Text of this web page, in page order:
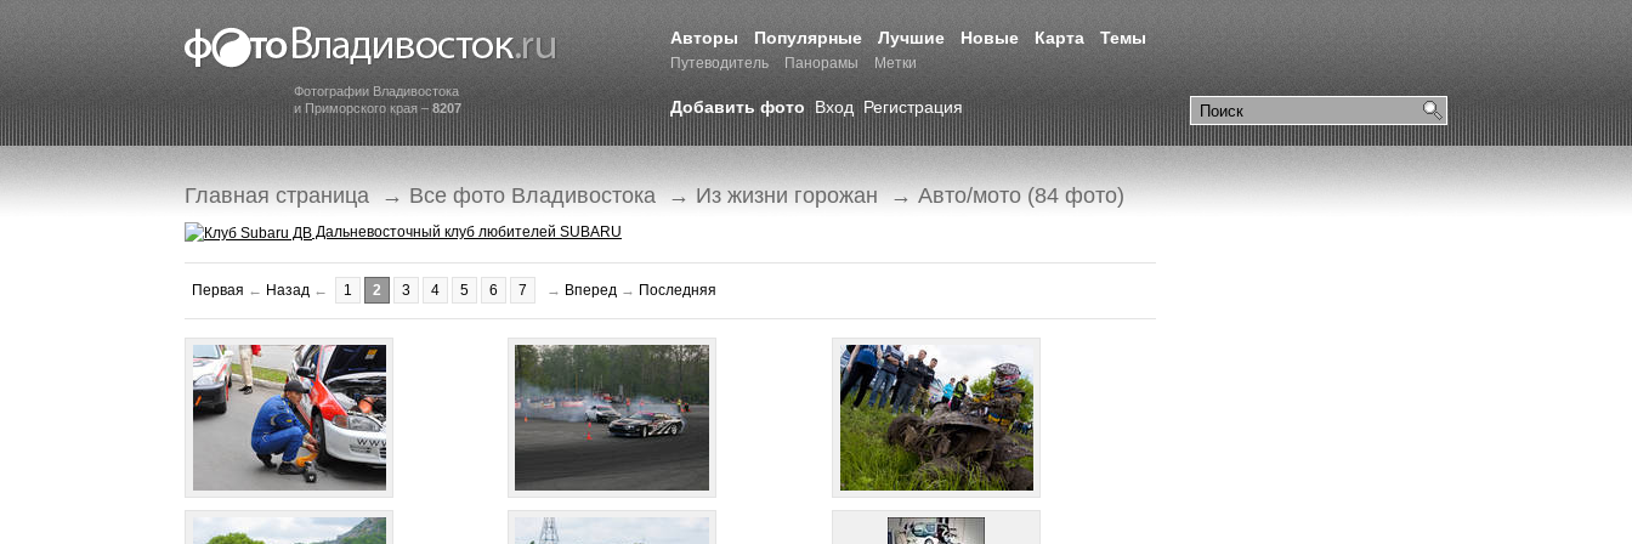
Фотографии Владивостока
и Приморского края – 8207
Авторы Популярные Лучшие Новые Карта Темы
Путеводитель Панорамы Метки
Добавить фото Вход Регистрация
Главная страница → Все фото Владивостока → Из жизни горожан → Авто/мото (84 фото)
Дальневосточный клуб любителей SUBARU
Первая ← Назад ← 1 2 3 4 5 6 7 → Вперед → Последняя